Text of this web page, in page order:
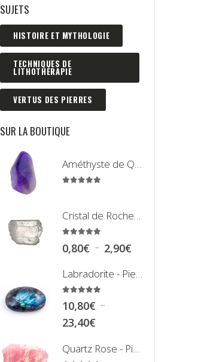
SUJETS
HISTOIRE ET MYTHOLOGIE
TECHNIQUES DE
LITHOTHÉRAPIE
VERTUS DES PIERRES
SUR LA BOUTIQUE
Améthyste de Qualité Extra - Pierre Roulée
Cristal de Roche Madagascar Fragment de Pierre Brute
0,80€ – 2,90€Plage
prix :
Labradorite - Pierre Plate (Galet)
10,80€ –
23,40€Plage
prix :
Quartz Rose - Pierre Brute